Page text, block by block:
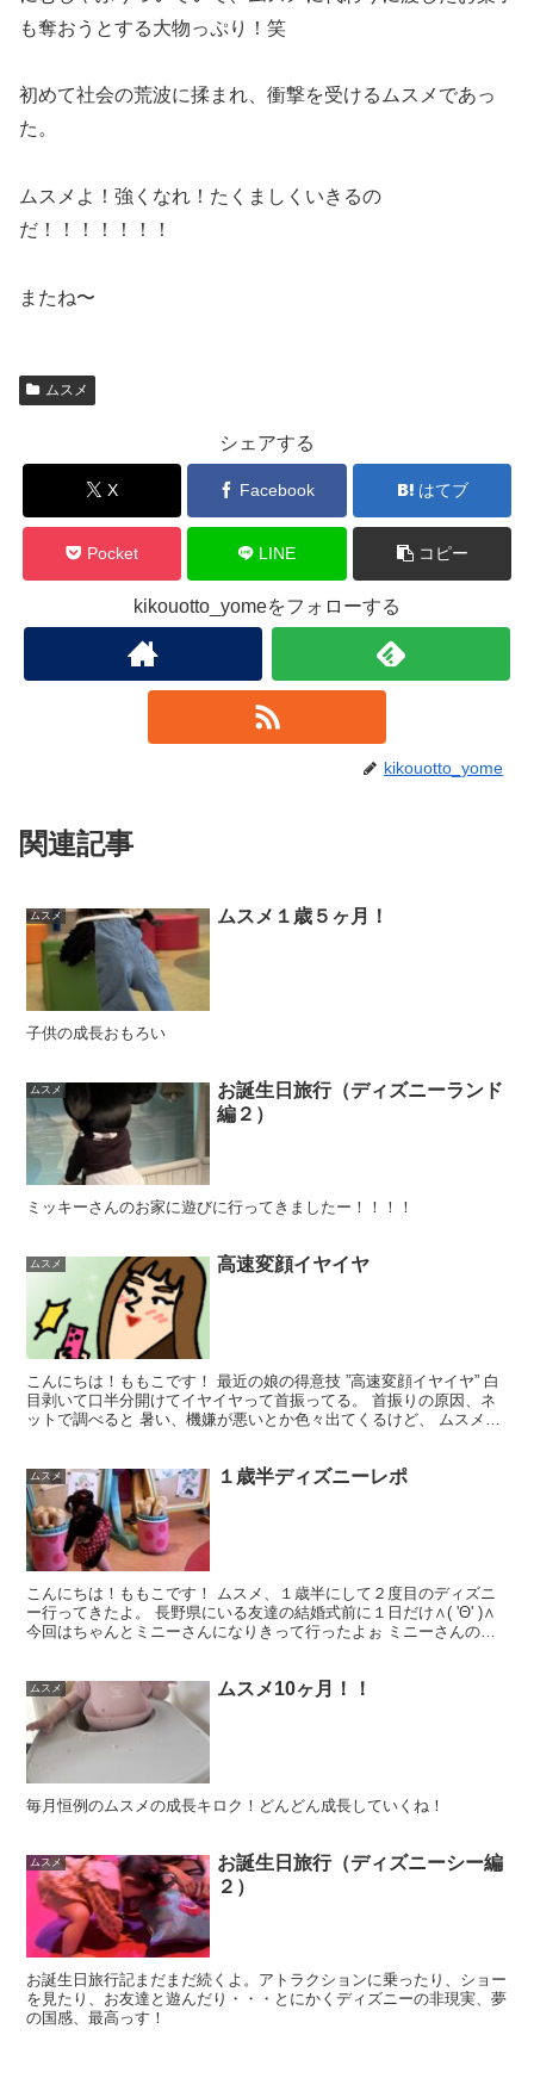
も奪おうとする大物っぷり！笑
初めて社会の荒波に揉まれ、衝撃を受けるムスメであっ
た。
ムスメよ！強くなれ！たくましくいきるの
だ！！！！！！！
またね〜
ムスメ
シェアする
X Facebook はてブ
Pocket LINE コピー
kikouotto_yomeをフォローする
kikouotto_yome
関連記事
ムスメ ムスメ１歳５ヶ月！
子供の成長おもろい
ムスメ
お誕生日旅行（ディズニーランド
編２）
ミッキーさんのお家に遊びに行ってきましたー！！！！
ムスメ 高速変顔イヤイヤ
こんにちは！ももこです！ 最近の娘の得意技 ”高速変顔イヤイヤ” 白
目剥いて口半分開けてイヤイヤって首振ってる。 首振りの原因、ネ
ットで調べると 暑い、機嫌が悪いとか色々出てくるけど、 ムスメは
ムスメ １歳半ディズニーレポ
こんにちは！ももこです！ ムスメ、１歳半にして２度目のディズニ
ー行ってきたよ。 長野県にいる友達の結婚式前に１日だけ∧( 'Θ' )∧
今回はちゃんとミニーさんになりきって行ったよぉ ミニーさんの仕
ムスメ ムスメ10ヶ月！！
毎月恒例のムスメの成長キロク！どんどん成長していくね！
ムスメ
お誕生日旅行（ディズニーシー編
２）
お誕生日旅行記まだまだ続くよ。アトラクションに乗ったり、ショー
を見たり、お友達と遊んだり・・・とにかくディズニーの非現実、夢
の国感、最高っす！